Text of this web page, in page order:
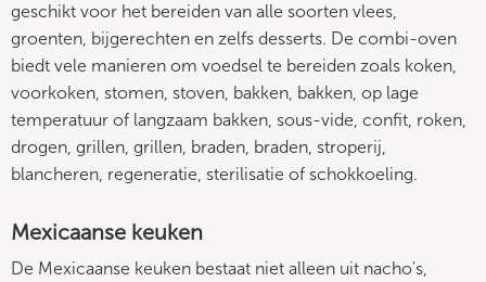
geschikt voor het bereiden van alle soorten vlees,
groenten, bijgerechten en zelfs desserts. De combi-oven
biedt vele manieren om voedsel te bereiden zoals koken,
voorkoken, stomen, stoven, bakken, bakken, op lage
temperatuur of langzaam bakken, sous-vide, confit, roken,
drogen, grillen, grillen, braden, braden, stroperij,
blancheren, regeneratie, sterilisatie of schokkoeling.
Mexicaanse keuken
De Mexicaanse keuken bestaat niet alleen uit nacho's,